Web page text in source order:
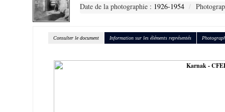
Date de la photographie : 1926-1954
Consulter le document Information sur les éléments représentés